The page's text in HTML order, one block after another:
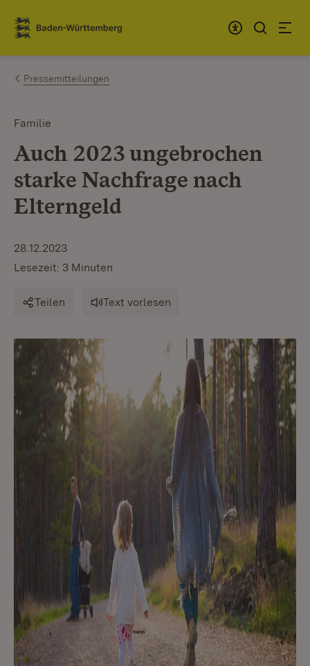
Zum Inhalt springen
Link zur Startseite
Pressemitteilungen
Familie
Auch 2023 ungebrochen
starke Nachfrage nach
Elterngeld
28.12.2023
Lesezeit: 3 Minuten
Teilen Text vorlesen